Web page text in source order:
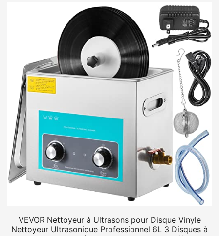
VEVOR Nettoyeur à Ultrasons pour Disque Vinyle
Nettoyeur Ultrasonique Professionnel 6L 3 Disques à